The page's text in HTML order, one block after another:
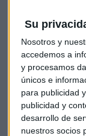
Su
Nosotros y
accedemos a
y procesamos
únicos e
para publicidad
publicidad y
desarrollo de
nuestros socios
CRISIS DEL GRANO
La cuadratura
resto del mundo
Lorena Ruiz